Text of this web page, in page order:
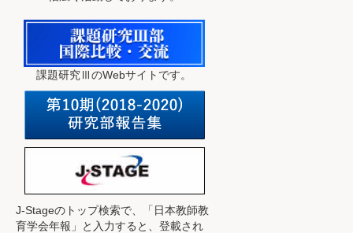
課題研究ⅢのWebサイトです。
J-Stageのトップ検索で、
「日本教師教
育学会年報」と入力すると、登載され